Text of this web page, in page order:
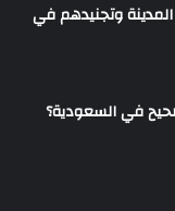
المدينة وتجنيدهم في
في السعودية؟